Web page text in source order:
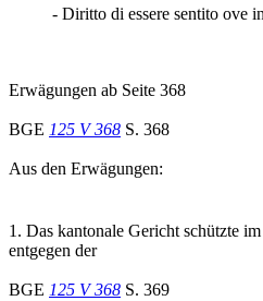
- Diritto di essere sentito ove
Erwägungen ab Seite 368
BGE 125 V 368 S. 368
Aus den Erwägungen:
1. Das kantonale Gericht schützte
entgegen der
BGE 125 V 368 S. 369